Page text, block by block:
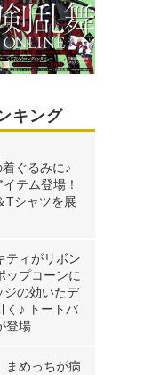
キング
着ぐるみに♪
テム登場！
Tシャツを展
ティがリボン
ップコーンに
ジの効いたデ
く♪ トートバ
登場
まめっちが病